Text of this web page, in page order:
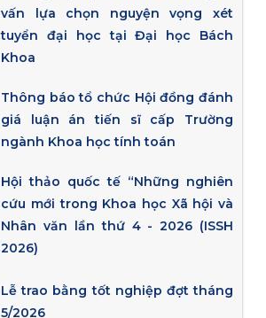
vấn lựa chọn nguyện vọng xét
tuyển đại học tại Đại học Bách
Khoa
Thông báo tổ chức Hội đồng đánh
giá luận án tiến sĩ cấp Trường
ngành Khoa học tính toán
Hội thảo quốc tế “Những nghiên
cứu mới trong Khoa học Xã hội và
Nhân văn lần thứ 4 - 2026 (ISSH
2026)
Lễ trao bằng tốt nghiệp đợt tháng
5/2026